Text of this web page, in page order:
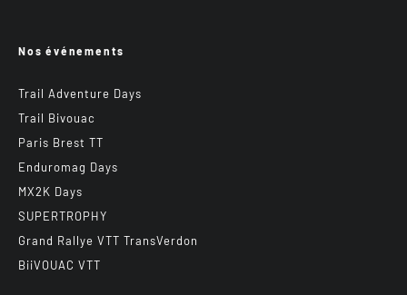
Nos événements
Trail Adventure Days
Trail Bivouac
Paris Brest TT
Enduromag Days
MX2K Days
SUPERTROPHY
Grand Rallye VTT TransVerdon
BiiVOUAC VTT